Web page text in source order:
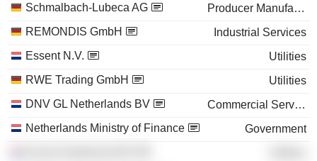
Schmalbach-Lubeca AG
Producer Manufacturing
REMONDIS GmbH
Industrial Services
Essent N.V.
Utilities
RWE Trading GmbH
Utilities
DNV GL Netherlands BV
Commercial Services
Netherlands Ministry of Finance
Government